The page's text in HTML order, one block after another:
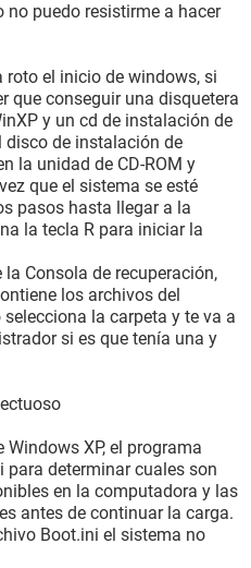
puedo resistirme a hacer
roto el inicio de windows, si
que conseguir una disquetera
y un cd de instalación de
disco de instalación de
la unidad de CD-ROM y
que el sistema se esté
pasos hasta llegar a la
la tecla R para iniciar la
Consola de recuperación,
los archivos del
la carpeta y te va a
si es que tenía una y
XP, el programa
determinar cuales son
en la computadora y las
antes de continuar la carga.
Boot.ini el sistema no